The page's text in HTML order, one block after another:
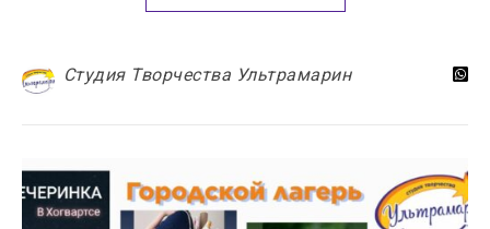
Студия Творчества Ультрамарин